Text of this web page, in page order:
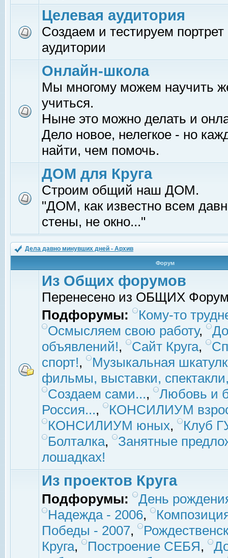
Целевая аудитория
Создаем и тестируем
аудитории
Онлайн-школа
Мы многому можем научить
учиться.
Ныне это можно делать и
Дело новое, нелегкое - но
найти, чем помочь.
ДОМ для Круга
Строим общий наш ДОМ.
"ДОМ, как известно всем
стены, не окно..."
Дела давно минувших дней - Архив
Форум
Из Общих форумов
Перенесено из ОБЩИХ
Подфорумы:
Кому-то
Осмысляем свою работу,
объявлений!, Сайт Круга,
спорт!,
Музыкальная
фильмы, выставки,
Создаем сами...,
Любовь и
Россия...,
КОНСИЛИУМ
КОНСИЛИУМ юных,
Клуб
Болталка,
Занятные
лошадках!
Из проектов Круга
Подфорумы:
День
Надежда - 2006,
Победы - 2007,
Круга, Построение СЕБЯ,